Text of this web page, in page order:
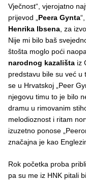
Vječnost“, vjerojatno
prijevod „ Peera Gynta
Henrika Ibsena , za
Nije mi bilo baš
štošta moglo poći
narodnog kazališta iz
predstavu bile su već u
se u Hrvatskoj „Peer
njegovu timu to je bilo
dramu u rimovanim
melodioznost i ritam
izuzetno ponose
značajna je kao
Rok početka proba
pa su me iz HNK pitali